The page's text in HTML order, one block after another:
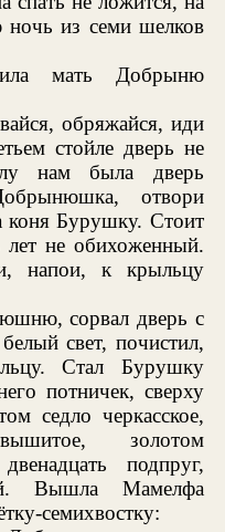
ночь из семи шелков
мать Добрыню
обряжайся, иди
стойле дверь не
нам была дверь
отвори
коня Бурушку. Стоит
лет не обихоженный.
напои, к крыльцу
сорвал дверь с
свет, почистил,
Стал Бурушку
потничек, сверху
седло черкасское,
золотом
подпруг,
Вышла Мамелфа
семихвостку: